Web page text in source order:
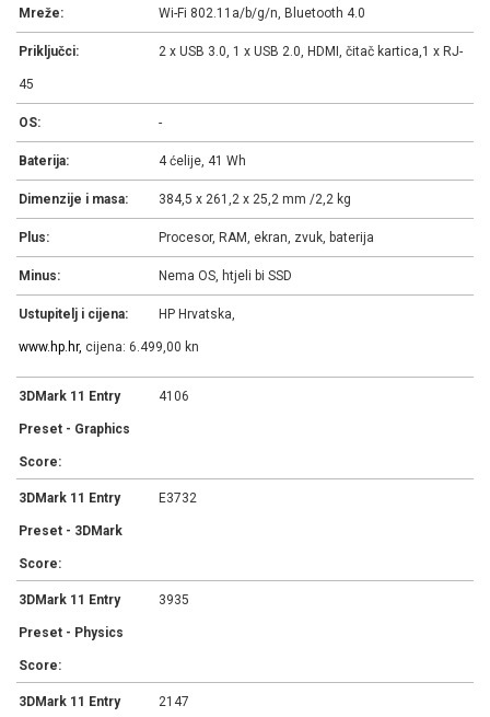
Mreže: Wi-Fi 802.11a/b/g/n, Bluetooth 4.0
Priključci: 2 x USB 3.0, 1 x USB 2.0, HDMI, čitač kartica,1 x RJ-
45
OS: -
Baterija: 4 ćelije, 41 Wh
Dimenzije i masa: 384,5 x 261,2 x 25,2 mm /2,2 kg
Plus: Procesor, RAM, ekran, zvuk, baterija
Minus: Nema OS, htjeli bi SSD
Ustupitelj i cijena: HP Hrvatska,
www.hp.hr, cijena: 6.499,00 kn
3DMark 11 Entry
Preset - Graphics
Score:
4106
3DMark 11 Entry
Preset - 3DMark
Score:
E3732
3DMark 11 Entry
Preset - Physics
Score:
3935
3DMark 11 Entry 2147